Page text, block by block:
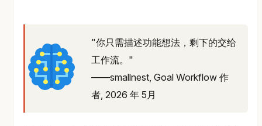
"你只需描述功能想法，剩下的交给
工作流。"
——smallnest, Goal Workflow 作
者, 2026 年 5月